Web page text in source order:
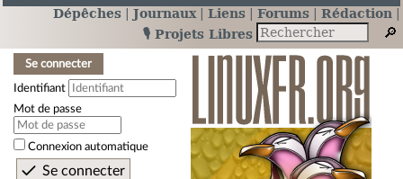
Dépêches Journaux Liens Forums
Rédaction
🎙️ Projets Libres
Se connecter
Identifiant
Mot de passe
Connexion automatique